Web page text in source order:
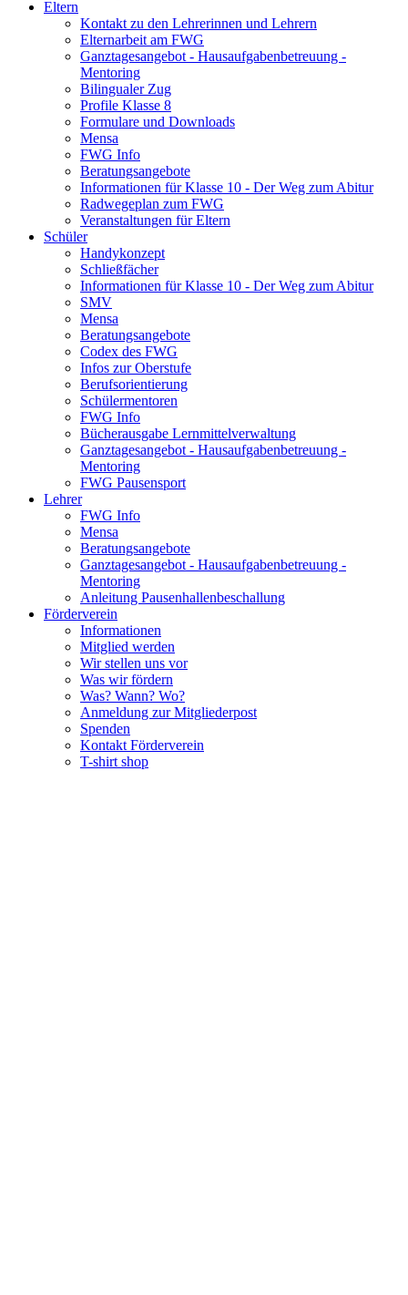
Eltern
Kontakt zu den Lehrerinnen und Lehrern
Elternarbeit am FWG
Ganztagesangebot - Hausaufgabenbetreuung -
Mentoring
Bilingualer Zug
Profile Klasse 8
Formulare und Downloads
Mensa
FWG Info
Beratungsangebote
Informationen für Klasse 10 - Der Weg zum Abitur
Radwegeplan zum FWG
Veranstaltungen für Eltern
Schüler
Handykonzept
Schließfächer
Informationen für Klasse 10 - Der Weg zum Abitur
SMV
Mensa
Beratungsangebote
Codex des FWG
Infos zur Oberstufe
Berufsorientierung
Schülermentoren
FWG Info
Bücherausgabe Lernmittelverwaltung
Ganztagesangebot - Hausaufgabenbetreuung -
Mentoring
FWG Pausensport
Lehrer
FWG Info
Mensa
Beratungsangebote
Ganztagesangebot - Hausaufgabenbetreuung -
Mentoring
Anleitung Pausenhallenbeschallung
Förderverein
Informationen
Mitglied werden
Wir stellen uns vor
Was wir fördern
Was? Wann? Wo?
Anmeldung zur Mitgliederpost
Spenden
Kontakt Förderverein
T-shirt shop